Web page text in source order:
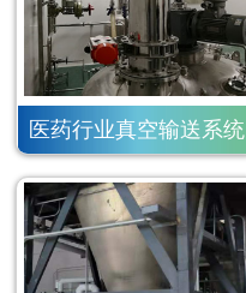
医药行业真空输送系统